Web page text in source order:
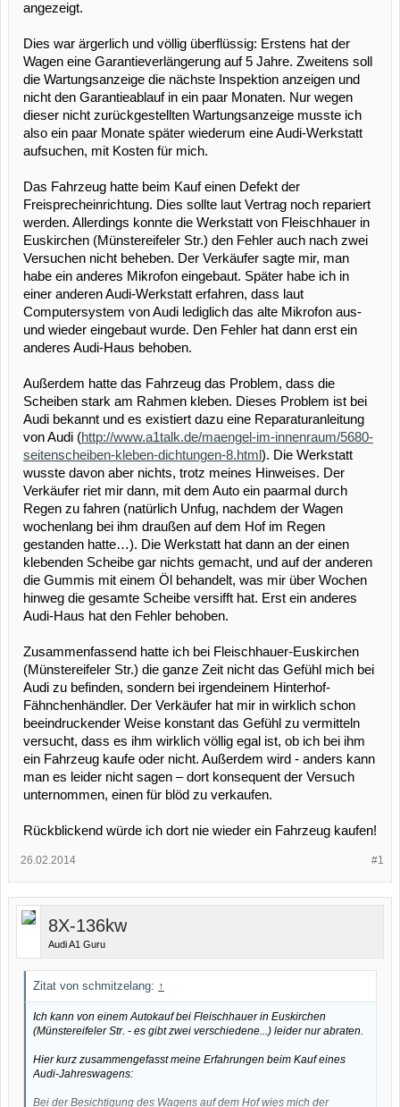
angezeigt.
Dies war ärgerlich und völlig überflüssig: Erstens hat der
Wagen eine Garantieverlängerung auf 5 Jahre. Zweitens soll
die Wartungsanzeige die nächste Inspektion anzeigen und
nicht den Garantieablauf in ein paar Monaten. Nur wegen
dieser nicht zurückgestellten Wartungsanzeige musste ich
also ein paar Monate später wiederum eine Audi-Werkstatt
aufsuchen, mit Kosten für mich.
Das Fahrzeug hatte beim Kauf einen Defekt der
Freisprecheinrichtung. Dies sollte laut Vertrag noch repariert
werden. Allerdings konnte die Werkstatt von Fleischhauer in
Euskirchen (Münstereifeler Str.) den Fehler auch nach zwei
Versuchen nicht beheben. Der Verkäufer sagte mir, man
habe ein anderes Mikrofon eingebaut. Später habe ich in
einer anderen Audi-Werkstatt erfahren, dass laut
Computersystem von Audi lediglich das alte Mikrofon aus-
und wieder eingebaut wurde. Den Fehler hat dann erst ein
anderes Audi-Haus behoben.
Außerdem hatte das Fahrzeug das Problem, dass die
Scheiben stark am Rahmen kleben. Dieses Problem ist bei
Audi bekannt und es existiert dazu eine Reparaturanleitung
von Audi (http://www.a1talk.de/maengel-im-innenraum/5680-
seitenscheiben-kleben-dichtungen-8.html ). Die Werkstatt
wusste davon aber nichts, trotz meines Hinweises. Der
Verkäufer riet mir dann, mit dem Auto ein paarmal durch
Regen zu fahren (natürlich Unfug, nachdem der Wagen
wochenlang bei ihm draußen auf dem Hof im Regen
gestanden hatte…). Die Werkstatt hat dann an der einen
klebenden Scheibe gar nichts gemacht, und auf der anderen
die Gummis mit einem Öl behandelt, was mir über Wochen
hinweg die gesamte Scheibe versifft hat. Erst ein anderes
Audi-Haus hat den Fehler behoben.
Zusammenfassend hatte ich bei Fleischhauer-Euskirchen
(Münstereifeler Str.) die ganze Zeit nicht das Gefühl mich bei
Audi zu befinden, sondern bei irgendeinem Hinterhof-
Fähnchenhändler. Der Verkäufer hat mir in wirklich schon
beeindruckender Weise konstant das Gefühl zu vermitteln
versucht, dass es ihm wirklich völlig egal ist, ob ich bei ihm
ein Fahrzeug kaufe oder nicht. Außerdem wird - anders kann
man es leider nicht sagen – dort konsequent der Versuch
unternommen, einen für blöd zu verkaufen.
Rückblickend würde ich dort nie wieder ein Fahrzeug kaufen!
#1
26.02.2014
8X-136kw
Audi A1 Guru
Zitat von schmitzelang: ↑
Ich kann von einem Autokauf bei Fleischhauer in Euskirchen
(Münstereifeler Str. - es gibt zwei verschiedene...) leider nur abraten.
Hier kurz zusammengefasst meine Erfahrungen beim Kauf eines
Audi-Jahreswagens:
Bei der Besichtigung des Wagens auf dem Hof wies mich der